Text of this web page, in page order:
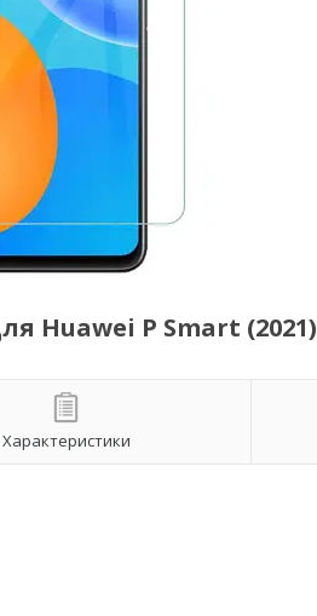
Huawei P Smart (2021)
Характеристики